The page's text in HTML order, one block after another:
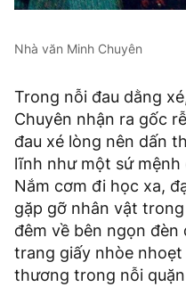
Nhà văn Minh Chuyên
Trong nỗi đau dằng
Chuyên nhận ra gốc
đau xé lòng nên dấn
lĩnh như một sứ mệnh
Nắm cơm đi học xa,
gặp gỡ nhân vật
đêm về bên ngọn đèn
trang giấy nhòe
thương trong nỗi